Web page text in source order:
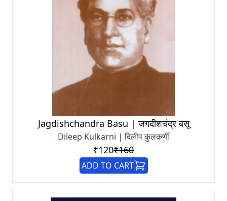
Jagdishchandra Basu | जगदीशचंद्र बसू
Dileep Kulkarni | दिलीप कुलकर्णी
₹120₹160
ADD TO CART